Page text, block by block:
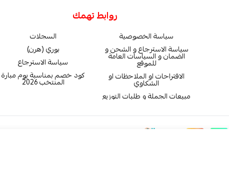
روابط تهمك
سياسة الخصوصية
سياسة الاسترجاع و الشحن و
الضمان و السياسات العامة
للموقع
الاقتراحات او الملاحظات او
الشكاوي
مبيعات الجملة و طلبات التوزيع
السجلات
بوري (هرن)
سياسة الاسترجاع
كود خصم بمناسبة يوم مبارة
المنتخب 2026